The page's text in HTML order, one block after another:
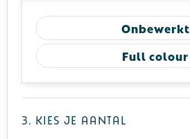
Onbewerkt
Full colour
3. Kies je aantal